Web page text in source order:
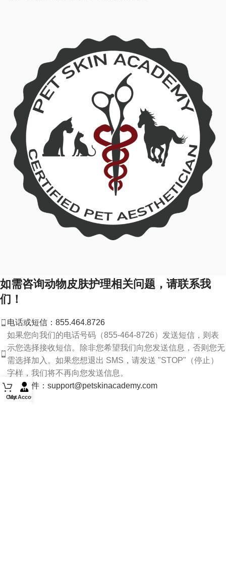
如需咨询动物皮肤护理相关问题，请联系我
们！
电话或短信：855.464.8726
如果您向我们的电话号码（855-464-8726）发送短信，则表
示您选择接收短信。除非您希望我们向您发送信息，否则您无
需选择加入。如果您想退出 SMS，请发送 "STOP"（停止）
字样，我们将不再向您发送信息。
电子邮件：support@petskinacademy.com
Cart
My Account